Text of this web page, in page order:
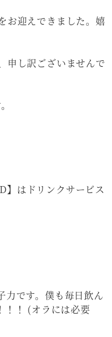
お迎えできました。嬉
申し訳ございませんで
】はドリンクサービス
力です。僕も毎日飲ん
！！ (オラには必要